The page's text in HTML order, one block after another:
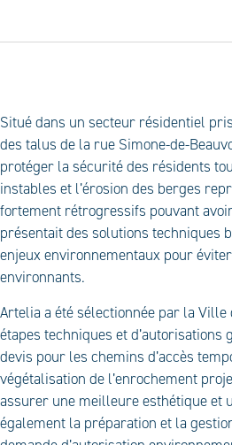
Situé dans un secteur résidentiel
des talus de la rue Simone-de-
protéger la sécurité des résidents
instables et l’érosion des berges
fortement rétrogressifs pouvant
présentait des solutions techniques
enjeux environnementaux pour
environnants.
Artelia a été sélectionnée par la
étapes techniques et
devis pour les chemins d’accès
végétalisation de l’enrochement
assurer une meilleure esthétique et
également la préparation et la